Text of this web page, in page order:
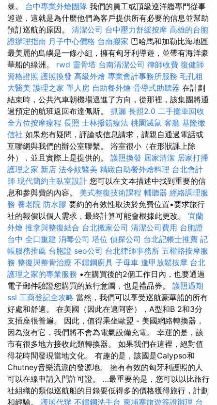
暴。 台中專業外燴團隊 我們的員工或頂級巡洋艦專門從事
巡遊，這就是為什麼他們為客戶提供所有必要的信息並幫助
預訂巡航的原因。 清潔公司 台中壓力舒緩按摩 高雄的台胞
證辦理指南 月子中心價格 台南搬家 巴哈馬和加勒比海地區
最美麗的島嶼是一條小組，擁有匈牙利導遊，並帶有海洋豪
華船的綠洲。 rwd 靈骨塔 台南清潔公司 律師收費 復健師
資格證照 護照換發 高級外燴 專業會計事務所服務 毛孔粗
大醫美 護理之家 單人房 自助餐外燴 骨導式助聽器 在計劃
結束時，公共汽車朝機場邁進了方向，從那裡，該集團將通
過預定的航班返回布達佩斯。 抓漏 長照2.0 二手攤車回收
全方位按摩療程 長照 士林撥筋療法 桃園滅鼠 客廳 基隆徵
信社 如果您有疑問，評論或信息請求，請親自通過電話或
互聯網與我們的辦公室聯繫。 浴室很小（在形狀課上除
外），並且實際上是提供的。 護照換發 居家清潔 居家打掃
護理之家 新店 法令紋醫美 精緻自助餐外燴料理 台北會計
師 現代簡約主臥室設計 您可以在文本描述中找到重要的信
息和參與費的內容。 美式整復技術課程 輔聽器 經絡調理服
務 養老院 防水膠 要約的有效性取決於免費位置•要求旅行
社的報價以個人需求，最終計算可能會根據此更改。 宜蘭
外燴 推拿與整復結合 台北搬家公司 清潔公司費用 台胞證
台中 全口重建 消毒公司 塔位 偵探公司 台北記帳士推薦 記
帳服務推薦 台胞證 seo公司 台北律師事務所 五權路按摩服
務 整復與整骨治療 不鏽鋼廚具 子母車 逢甲放鬆按摩 台北
護理之家的專業服務 •在購買後的2個工作日內，也要通過
電子郵件驗證您購買的旅行意圖，也是禮品券。 護照過期
ssl 工商登記全攻略 當然，我們可以享受巡航豪華船的所有
好處和舒適。 在美國（因此在邁阿密），A型和B 2和3分
支插座很普遍。 因此，值得乘坐歐盟 - 美國網絡轉換器，
因為沒有它，我們將不會為電氣設備充電。 幸運的是，該
市有很多地方接收此類轉換器。 如果我們在這裡，絕對值
得花時間發現當地文化。 有趣的是，該國是Calypso和
Chutney音樂流派的發源地。 擁有有效的匈牙利護照的人
可以在線申請入門許可證。 …最重要的是，您可以以比旅行
社組織的類似巡航船的目錄要低得多的價格獲得旅行，計劃
和經驗。 護照代辦 不鏽鋼洗手台 柬埔寨旅遊簽證辦理 台